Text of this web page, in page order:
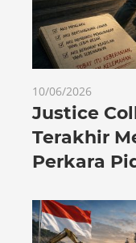
10/06/2026
Justice
Terakhir
Perkara